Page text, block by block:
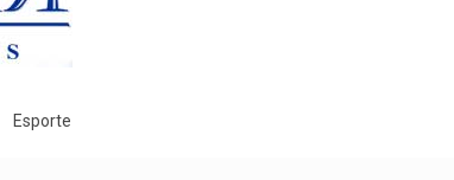
Esporte